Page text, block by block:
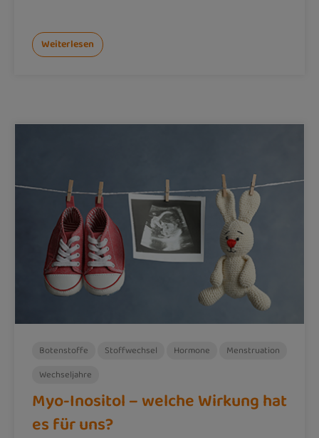
Weiterlesen
Botenstoffe Stoffwechsel Hormone
Menstruation
Wechseljahre
Myo-Inositol – welche Wirkung hat
es für uns?